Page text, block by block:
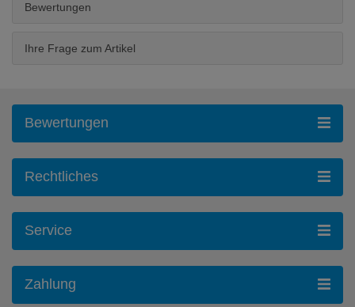
Bewertungen
Ihre Frage zum Artikel
Bewertungen
Rechtliches
Service
Zahlung